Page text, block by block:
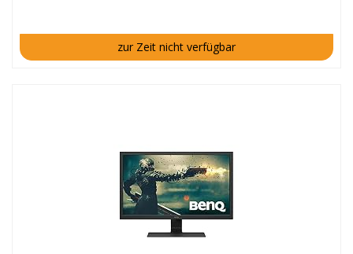
zur Zeit nicht verfügbar